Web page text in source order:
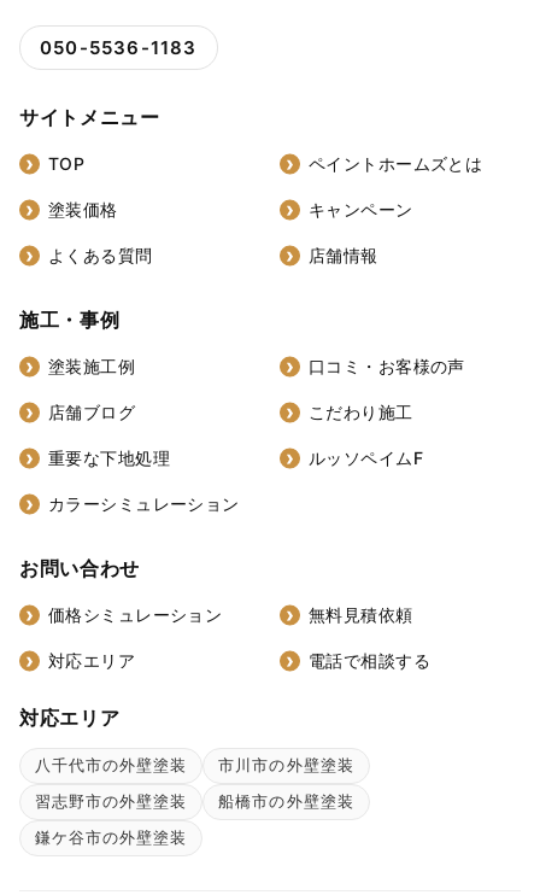
050-5536-1183
サイトメニュー
TOP ペイントホームズとは
塗装価格 キャンペーン
よくある質問 店舗情報
施工・事例
塗装施工例 口コミ・お客様の声
店舗ブログ こだわり施工
重要な下地処理 ルッソペイムF
カラーシミュレーション
お問い合わせ
価格シミュレーション 無料見積依頼
対応エリア 電話で相談する
対応エリア
八千代市の外壁塗装
市川市の外壁塗装
習志野市の外壁塗装
船橋市の外壁塗装
鎌ケ谷市の外壁塗装